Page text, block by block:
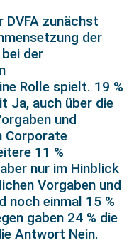
DVFA zunächst
der
der
Rolle spielt. 19 %
Ja, auch über die
und
Corporate
11 %
nur im Hinblick
Vorgaben und
noch einmal 15 %
gaben 24 % die
Antwort Nein.